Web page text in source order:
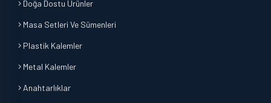
Doğa Dostu Ürünler
Masa Setleri Ve Sümenleri
Plastik Kalemler
Metal Kalemler
Anahtarlıklar